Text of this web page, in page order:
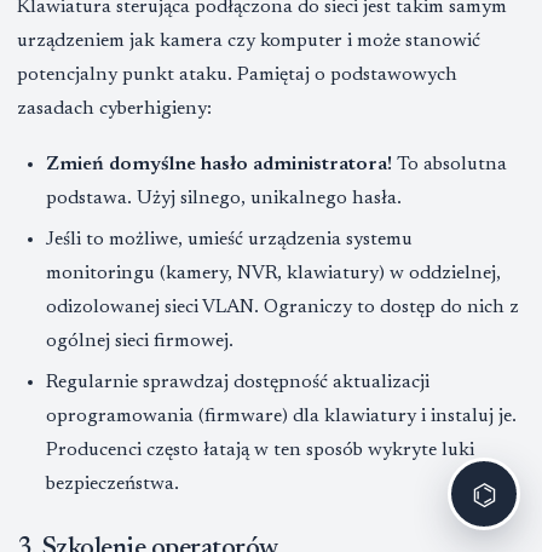
Klawiatura sterująca podłączona do sieci jest takim samym
urządzeniem jak kamera czy komputer i może stanowić
potencjalny punkt ataku. Pamiętaj o podstawowych
zasadach cyberhigieny:
Zmień domyślne hasło administratora! To absolutna
podstawa. Użyj silnego, unikalnego hasła.
Jeśli to możliwe, umieść urządzenia systemu
monitoringu (kamery, NVR, klawiatury) w oddzielnej,
odizolowanej sieci VLAN. Ograniczy to dostęp do nich z
ogólnej sieci firmowej.
Regularnie sprawdzaj dostępność aktualizacji
oprogramowania (firmware) dla klawiatury i instaluj je.
Producenci często łatają w ten sposób wykryte luki
bezpieczeństwa.
⌬